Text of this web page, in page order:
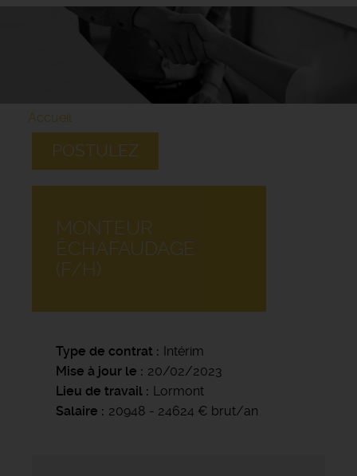
Accueil
POSTULEZ
MONTEUR
ÉCHAFAUDAGE
(F/H)
Type de contrat
Intérim
Mise à jour le
20/02/2023
Lieu de travail
Lormont
Salaire
20948 - 24624 € brut/an